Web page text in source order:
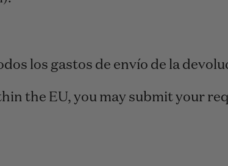
los gastos de envío de la
the EU, you may submit your